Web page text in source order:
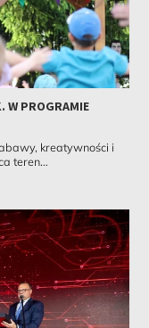
W PROGRAMIE
kreatywności i
teren...